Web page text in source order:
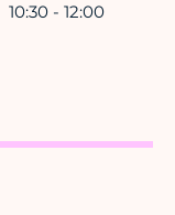
10:30 - 12:00